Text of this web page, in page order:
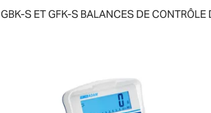
GBK-S ET GFK-S BALANCES DE